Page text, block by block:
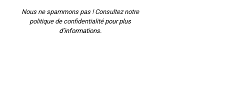
Nous ne spammons pas ! Consultez notre
politique de confidentialitépour plus
d’informations.